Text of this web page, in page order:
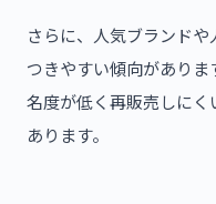
さらに、人気ブランド
つきやすい傾向があり
名度が低く再販売しに
あります。